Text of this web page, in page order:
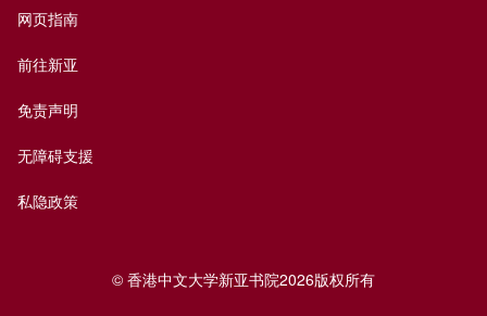
网页指南
前往新亚
免责声明
无障碍支援
私隐政策
© 香港中文大学新亚书院2026版权所有